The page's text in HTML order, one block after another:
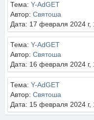
Тема: Y-AdGET
Автор: Святоша
Дата: 17 февраля 2024 г,
Тема: Y-AdGET
Автор: Святоша
Дата: 16 февраля 2024 г,
Тема: Y-AdGET
Автор: Святоша
Дата: 15 февраля 2024 г,